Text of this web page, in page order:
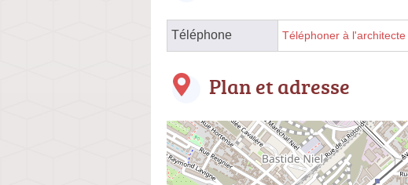
Téléphone Téléphoner à l'architecte
Plan et adresse